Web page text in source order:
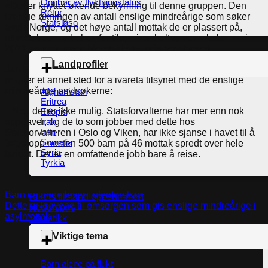
Opphør av flyktningstatus
Retur
Statsløse
Landprofiler
Afghanistan
Eritrea
Etiopia
Irak
Iran
Somalia
Syria
Tyrkia
Rikets tilstand oppsummert
Hederspris
Statistikk
Viktige tema
Barn alene på flukt
«Det er knyttet økende bekymring til denne gruppen. Den
kraftige økningen av antall enslige mindreårige som søker
asyl i Norge, og det høye antall mottak de er plassert på,
utløser krav og behov for tilsyn i en helt annen skala enn i
Jan Fredrik Andresen er klar på at det ikke er mulig å hente
penger et annet sted for å ivareta tilsynet med de enslige
mindreårige asylsøkerne:
– Nei, det er ikke mulig. Statsforvalterne har mer enn nok
oppgaver, og de to som jobber med dette hos
Statsforvalteren i Oslo og Viken, har ikke sjanse i havet til å
følge opp nesten 500 barn på 46 mottak spredt over hele
landet. Det er en omfattende jobb bare å reise.
Barn og unge lever i utenforskap
Dette er kravene til omsorgen som gis enslige mindreårige i
asylmottak